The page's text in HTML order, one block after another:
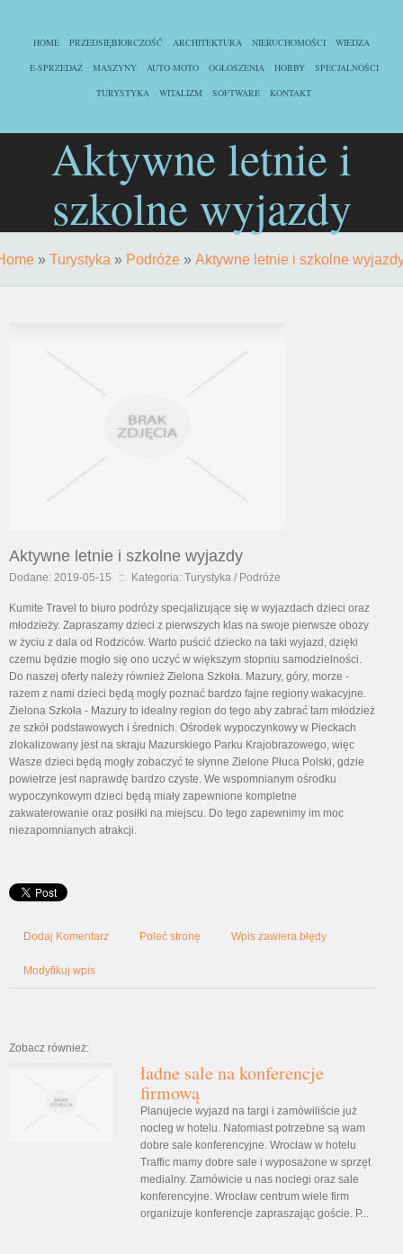
HOME PRZEDSIĘBIORCZOŚĆ ARCHITEKTURA NIERUCHOMOŚCI
WIEDZA
E-SPRZEDAŻ
MASZYNY AUTO-MOTO OGŁOSZENIA HOBBY
SPECJALNOŚCI
TURYSTYKA
WITALIZM SOFTWARE KONTAKT
Aktywne letnie i
szkolne wyjazdy
» Turystyka » Podróże » Aktywne letnie i szkolne
Aktywne letnie i szkolne wyjazdy
Dodane: 2019-05-15 :: Kategoria: Turystyka / Podróże
Kumite Travel to biuro podróży specjalizujące się w wyjazdach dzieci oraz
młodzieży. Zapraszamy dzieci z pierwszych klas na swoje pierwsze obozy
w życiu z dala od Rodziców. Warto puścić dziecko na taki wyjazd, dzięki
czemu będzie mogło się ono uczyć w większym stopniu samodzielności.
Do naszej oferty należy również Zielona Szkoła. Mazury, góry, morze -
razem z nami dzieci będą mogły poznać bardzo fajne regiony wakacyjne.
Zielona Szkoła - Mazury to idealny region do tego aby zabrać tam młodzież
ze szkół podstawowych i średnich. Ośrodek wypoczynkowy w Pieckach
zlokalizowany jest na skraju Mazurskiego Parku Krajobrazowego, więc
Wasze dzieci będą mogły zobaczyć te słynne Zielone Płuca Polski, gdzie
powietrze jest naprawdę bardzo czyste. We wspomnianym ośrodku
wypoczynkowym dzieci będą miały zapewnione kompletne
zakwaterowanie oraz posiłki na miejscu. Do tego zapewnimy im moc
niezapomnianych atrakcji.
Dodaj Komentarz Poleć stronę Wpis zawiera błędy
Modyfikuj wpis
Zobacz również:
ładne sale na konferencje
firmową
Planujecie wyjazd na targi i zamówiliście już
nocleg w hotelu. Natomiast potrzebne są wam
dobre sale konferencyjne. Wrocław w hotelu
Traffic mamy dobre sale i wyposażone w sprzęt
medialny. Zamówicie u nas noclegi oraz sale
konferencyjne. Wrocław centrum wiele firm
organizuje konferencje zapraszając goście. P...